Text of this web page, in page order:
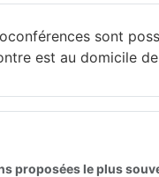
sont
est au domicile
proposées le plus